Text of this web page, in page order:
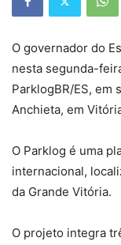
O governador do
nesta segunda-
ParklogBR/ES, em
Anchieta, em
O Parklog é uma
internacional,
da Grande Vitória.
O projeto integra